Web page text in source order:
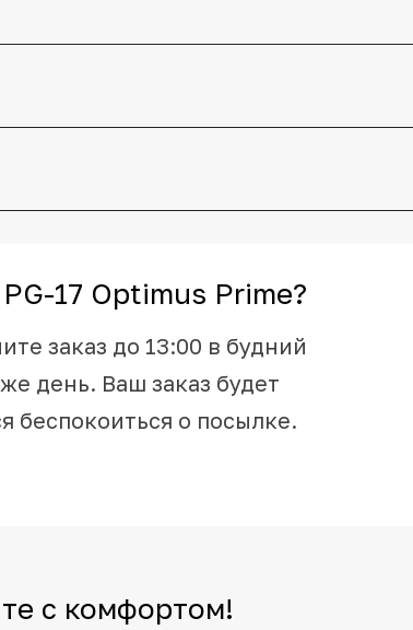
17 Optimus Prime?
заказ до 13:00 в будний
день. Ваш заказ будет
беспокоиться о посылке.
с комфортом!